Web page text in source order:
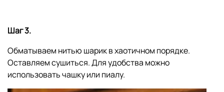
Шаг 3.
Обматываем нитью шарик в хаотичном порядке.
Оставляем сушиться. Для удобства можно
использовать чашку или пиалу.